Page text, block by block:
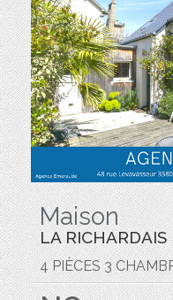
Maison
LA RICHARDAIS
4 PIÈCES 3